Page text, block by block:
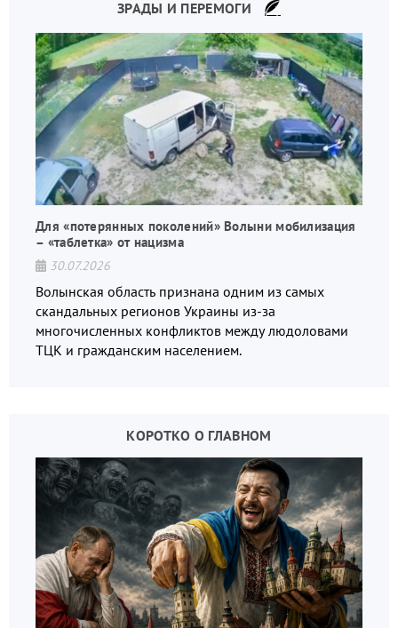
ЗРАДЫ И ПЕРЕМОГИ
Для «потерянных поколений» Волыни мобилизация
– «таблетка» от нацизма
30.07.2026
Волынская область признана одним из самых
скандальных регионов Украины из-за
многочисленных конфликтов между людоловами
ТЦК и гражданским населением.
КОРОТКО О ГЛАВНОМ